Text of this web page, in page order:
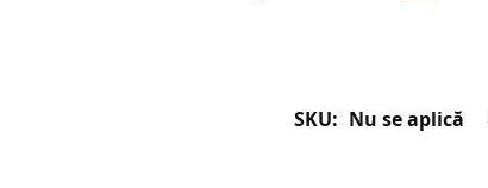
SKU: Nu se aplică